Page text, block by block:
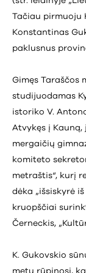
Tačiau pirmuoju
Konstantinas
paklusnus
Gimęs Taraščos
studijuodamas
istoriko V.
Atvykęs į
mergaičių
komiteto
metraštis“, kurį
dėka „išsiskyrė
kruopščiai
Černeckis,
K. Gukovskio